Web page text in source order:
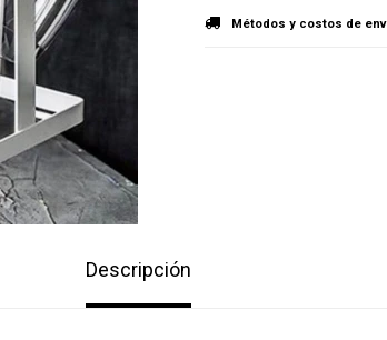
Métodos y costos de
Descripción